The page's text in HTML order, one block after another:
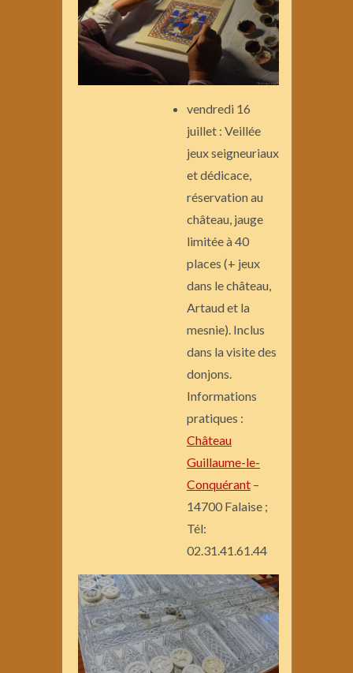
vendredi 16
juillet : Veillée
jeux seigneuriaux
et dédicace,
réservation au
château, jauge
limitée à 40
places (+ jeux
dans le château,
Artaud et la
mesnie). Inclus
dans la visite des
donjons.
Informations
pratiques :
Château
Guillaume-le-
Conquérant –
14700 Falaise ;
Tél:
02.31.41.61.44